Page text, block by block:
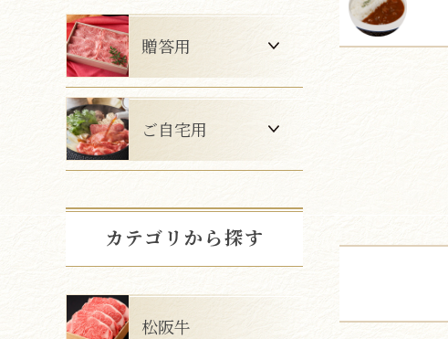
贈答用
ご自宅用
カテゴリから探す
松阪牛